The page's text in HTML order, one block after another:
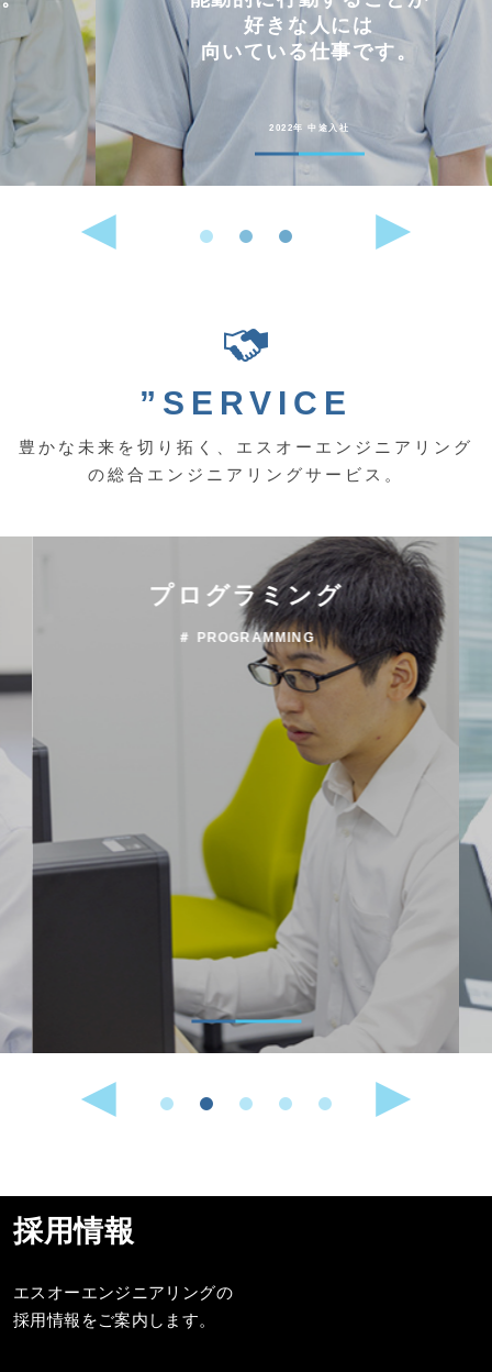
好きな人には
向いている仕事です。
2022年 中途入社
”SERVICE
豊かな未来を切り拓く、エスオーエンジニアリング
の総合エンジニアリングサービス。
プログラミング
＃ PROGRAMMING
採用情報
エスオーエンジニアリングの
採用情報をご案内します。